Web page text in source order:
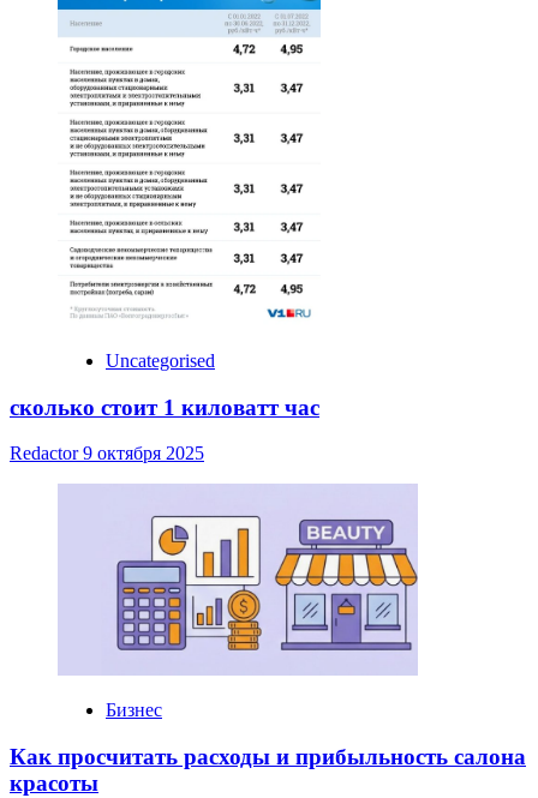
Uncategorised
сколько стоит 1 киловатт час
Redactor9 октября 2025
Бизнес
Как просчитать расходы и прибыльность салона
красоты